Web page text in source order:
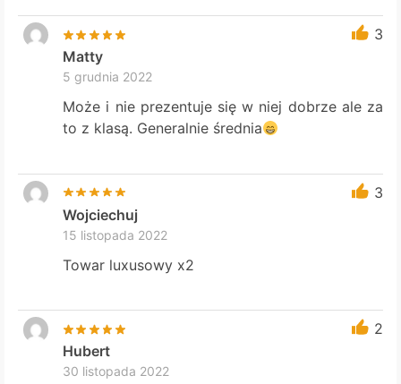
3
Matty
5 grudnia 2022
Może i nie prezentuje się w niej dobrze ale za
to z klasą. Generalnie średnia
3
Wojciechuj
15 listopada 2022
Towar luxusowy x2
2
Hubert
30 listopada 2022